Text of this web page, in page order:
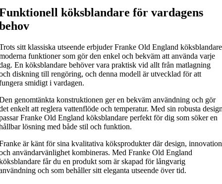
köksblandare för vardagens
sitt klassiska utseende erbjuder Franke Old England köksblandare
funktioner som gör den enkel och bekväm att använda varje
En köksblandare behöver vara praktisk vid allt från matlagning
diskning till rengöring, och denna modell är utvecklad för att
smidigt i vardagen.
genomtänkta konstruktionen ger en bekväm användning och gör
enkelt att reglera vattenflöde och temperatur. Med sin robusta
Franke Old England köksblandare perfekt för dig som söker en
lösning med både stil och funktion.
är känt för sina kvalitativa köksprodukter där design, innovation
användarvänlighet kombineras. Med Franke Old England
får du en produkt som är skapad för långvarig
och som behåller sitt eleganta utseende över tid.